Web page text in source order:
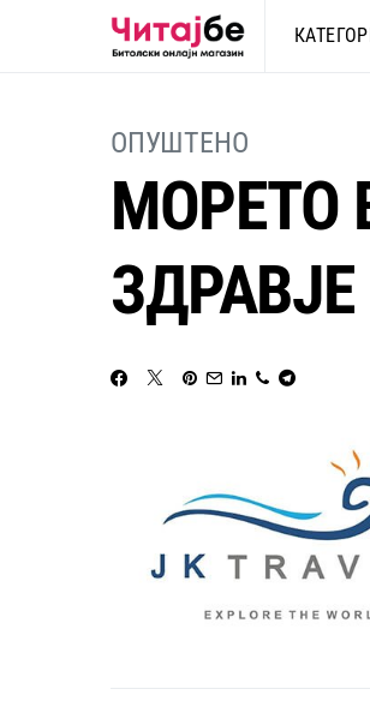
ОПУШТЕНО
МОРЕТО
ЗДРАВЈЕ